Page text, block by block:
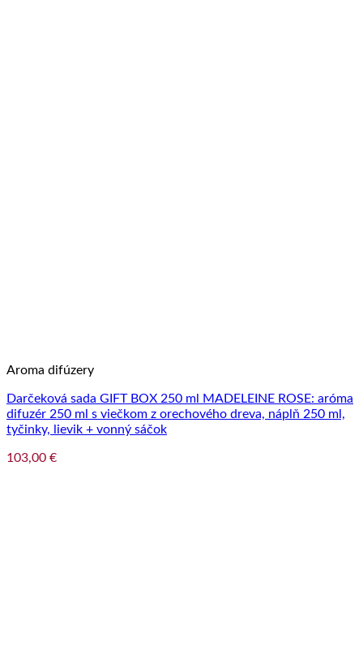
Aroma difúzery
Darčeková sada GIFT BOX 250 ml MADELEINE ROSE: aróma
difuzér 250 ml s viečkom z orechového dreva, náplň 250 ml,
tyčinky, lievik + vonný sáčok
103,00 €